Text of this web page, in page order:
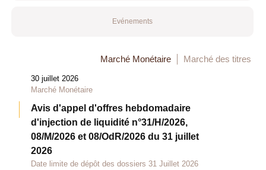
Evénements
Marché Monétaire Marché des titres
30 juillet 2026
Marché Monétaire
Avis d'appel d'offres hebdomadaire
d'injection de liquidité n°31/H/2026,
08/M/2026 et 08/OdR/2026 du 31 juillet
2026
Date limite de dépôt des dossiers 31 Juillet 2026